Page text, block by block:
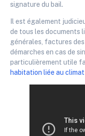
signature du bail.
Il est également
de tous les documents
générales, factures
démarches en cas de
particulièrement utile
habitation liée au climat